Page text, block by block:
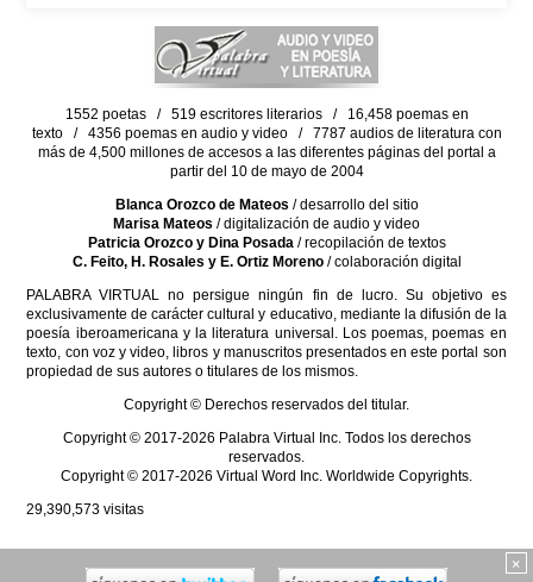
×
1552 poetas / 519 escritores literarios / 16,458 poemas en
texto / 4356 poemas en audio y video / 7787 audios de literatura con
más de 4,500 millones de accesos a las diferentes páginas del portal a
partir del 10 de mayo de 2004
Blanca Orozco de Mateos / desarrollo del sitio
Marisa Mateos / digitalización de audio y video
Patricia Orozco y Dina Posada/ recopilación de textos
C. Feito, H. Rosales y E. Ortiz Moreno/ colaboración digital
PALABRA VIRTUAL no persigue ningún fin de lucro. Su objetivo es
exclusivamente de carácter cultural y educativo, mediante la difusión de la
poesía iberoamericana y la literatura universal. Los poemas, poemas en
texto, con voz y video, libros y manuscritos presentados en este portal son
propiedad de sus autores o titulares de los mismos.
Copyright © Derechos reservados del titular.
Copyright © 2017-2026 Palabra Virtual Inc. Todos los derechos
reservados.
Copyright © 2017-2026 Virtual Word Inc. Worldwide Copyrights.
29,390,573 visitas